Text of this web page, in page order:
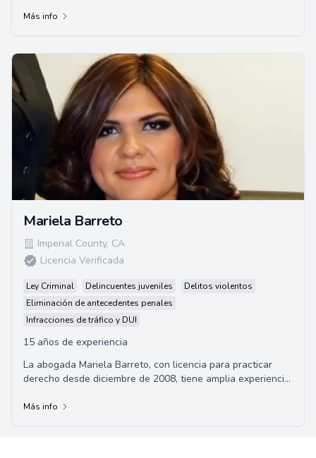
Más info
Mariela Barreto
Imperial County, CA
Licencia Verificada
Ley Criminal Delincuentes juveniles
Delitos violentos
Eliminación de antecedentes penales
Infracciones de tráfico y DUI
15 años de experiencia
La abogada Mariela Barreto, con licencia para practicar
derecho desde diciembre de 2008, tiene amplia experiencia
Más info